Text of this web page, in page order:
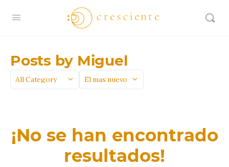
Posts by Miguel
Categoría
Sort
¡No se han encontrado
resultados!